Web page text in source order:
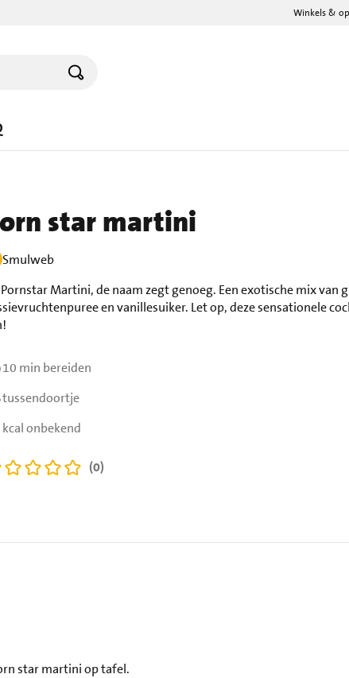
Winkels &
star martini
Smulweb
Martini, de naam zegt genoeg. Een exotische mix van
en vanillesuiker. Let op, deze sensationele
10 min bereiden
tussendoortje
kcal onbekend
(0)
star martini op tafel.